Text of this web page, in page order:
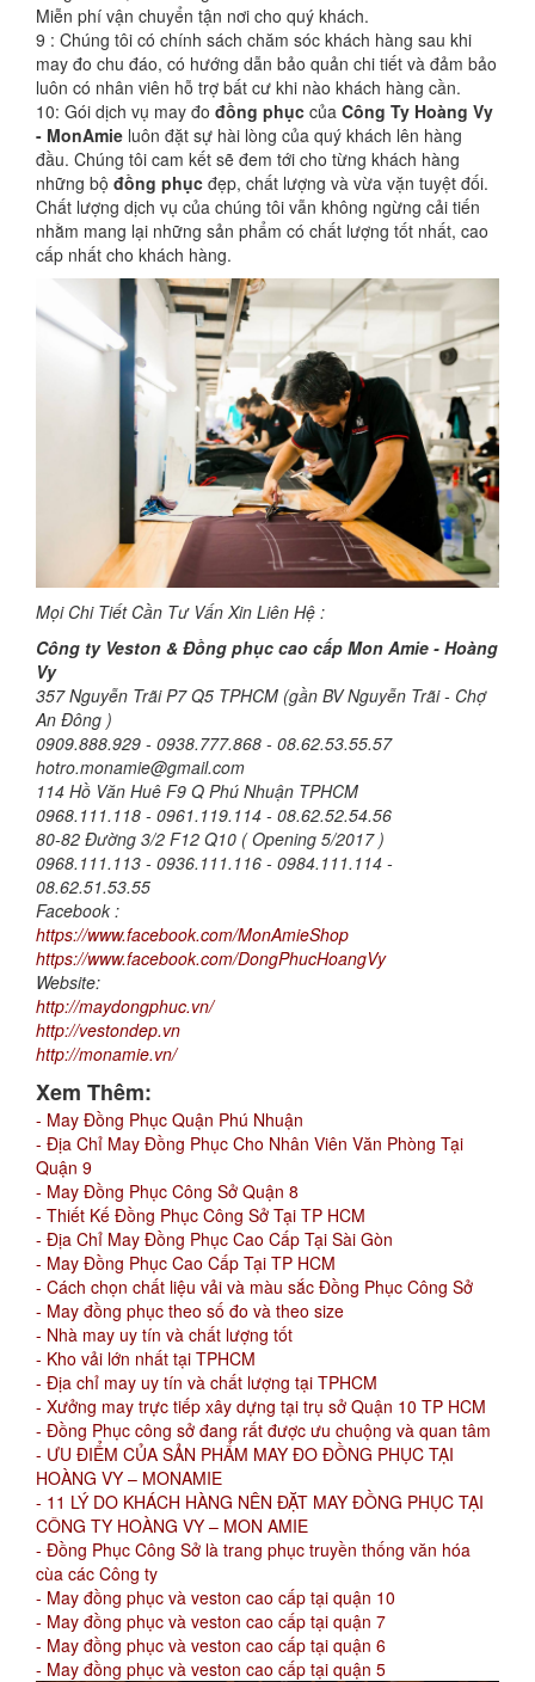
Miễn phí vận chuyển tận nơi cho quý khách.
9 : Chúng tôi có chính sách chăm sóc khách hàng sau khi
may đo chu đáo, có hướng dẫn bảo quản chi tiết và đảm bảo
luôn có nhân viên hỗ trợ bất cư khi nào khách hàng cần.
10: Gói dịch vụ may đo đồng phục của Công Ty Hoàng Vy
- MonAmie luôn đặt sự hài lòng của quý khách lên hàng
đầu. Chúng tôi cam kết sẽ đem tới cho từng khách hàng
những bộ đồng phục đẹp, chất lượng và vừa vặn tuyệt đối.
Chất lượng dịch vụ của chúng tôi vẫn không ngừng cải tiến
nhằm mang lại những sản phẩm có chất lượng tốt nhất, cao
cấp nhất cho khách hàng.
Mọi Chi Tiết Cần Tư Vấn Xin Liên Hệ :
Công ty Veston & Đồng phục cao cấp Mon Amie - Hoàng
Vy
357 Nguyễn Trãi P7 Q5 TPHCM (gần BV Nguyễn Trãi - Chợ
An Đông )
0909.888.929 - 0938.777.868 - 08.62.53.55.57
hotro.monamie@gmail.com
114 Hồ Văn Huê F9 Q Phú Nhuận TPHCM
0968.111.118 - 0961.119.114 - 08.62.52.54.56
80-82 Đường 3/2 F12 Q10 ( Opening 5/2017 )
0968.111.113 - 0936.111.116 - 0984.111.114 -
08.62.51.53.55
Facebook :
https://www.facebook.com/MonAmieShop
https://www.facebook.com/DongPhucHoangVy
Website:
http://maydongphuc.vn/
http://vestondep.vn
http://monamie.vn/
Xem Thêm:
- May Đồng Phục Quận Phú Nhuận
- Địa Chỉ May Đồng Phục Cho Nhân Viên Văn Phòng Tại
Quận 9
- May Đồng Phục Công Sở Quận 8
- Thiết Kế Đồng Phục Công Sở Tại TP HCM
- Địa Chỉ May Đồng Phục Cao Cấp Tại Sài Gòn
- May Đồng Phục Cao Cấp Tại TP HCM
- Cách chọn chất liệu vải và màu sắc Đồng Phục Công Sở
- May đồng phục theo số đo và theo size
- Nhà may uy tín và chất lượng tốt
- Kho vải lớn nhất tại TPHCM
- Địa chỉ may uy tín và chất lượng tại TPHCM
- Xưởng may trực tiếp xây dựng tại trụ sở Quận 10 TP HCM
- Đồng Phục công sở đang rất được ưu chuộng và quan tâm
- ƯU ĐIỂM CỦA SẢN PHẨM MAY ĐO ĐỒNG PHỤC TẠI
HOÀNG VY – MONAMIE
- 11 LÝ DO KHÁCH HÀNG NÊN ĐẶT MAY ĐỒNG PHỤC TẠI
CÔNG TY HOÀNG VY – MON AMIE
- Đồng Phục Công Sở là trang phục truyền thống văn hóa
cùa các Công ty
- May đồng phục và veston cao cấp tại quận 10
- May đồng phục và veston cao cấp tại quận 7
- May đồng phục và veston cao cấp tại quận 6
- May đồng phục và veston cao cấp tại quận 5